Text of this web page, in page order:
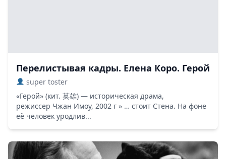
Перелистывая кадры. Елена Коро. Герой
super toster
«Герой» (кит. 英雄) — историческая драма,
режиссер Чжан Имоу, 2002 г » … стоит Стена. На фоне
её человек уродлив...